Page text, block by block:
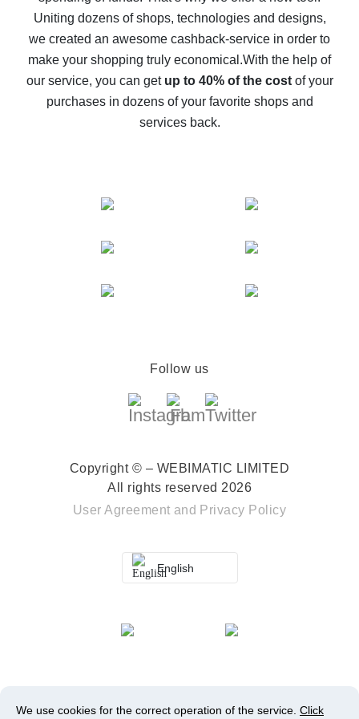
possible
The best cash back on AliExpress - how to find it
The best cash back service for AliExpress - let's
compare offers
Uniting dozens of shops, technologies and designs,
we created an awesome cashback-service in order to
make your shopping truly economical.With the help of
our service, you can get up to 40% of the costof your
purchases in dozens of your favorite shops and
services back.
Follow us
Copyright © – WEBIMATIC LIMITED
All rights reserved 2026
User Agreement and Privacy Policy
English
We use cookies for the correct operation of the service. Click